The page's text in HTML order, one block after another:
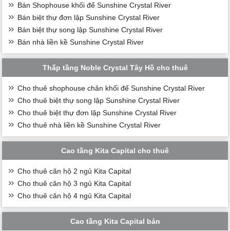
Bán Shophouse khối đế Sunshine Crystal River
Bán biệt thự đơn lập Sunshine Crystal River
Bán biệt thự song lập Sunshine Crystal River
Bán nhà liền kề Sunshine Crystal River
Thấp tầng Noble Crystal Tây Hồ cho thuê
Cho thuê shophouse chân khối đế Sunshine Crystal River
Cho thuê biệt thự song lập Sunshine Crystal River
Cho thuê biệt thự đơn lập Sunshine Crystal River
Cho thuê nhà liền kề Sunshine Crystal River
Cao tầng Kita Capital cho thuê
Cho thuê căn hộ 2 ngủ Kita Capital
Cho thuê căn hộ 3 ngủ Kita Capital
Cho thuê căn hộ 4 ngủ Kita Capital
Cao tầng Kita Capital bán